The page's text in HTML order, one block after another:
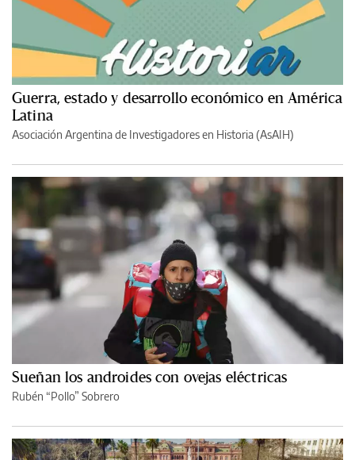
Guerra, estado y desarrollo económico en América
Latina
Asociación Argentina de Investigadores en Historia (AsAIH)
Sueñan los androides con ovejas eléctricas
Rubén “Pollo” Sobrero